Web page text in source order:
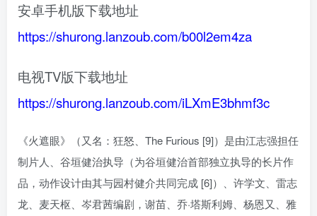
安卓手机版下载地址
https://shurong.lanzoub.com/b00l2em4za
电视TV版下载地址
https://shurong.lanzoub.com/iLXmE3bhmf3c
《火遮眼》（又名：狂怒、The Furious [9]）是由江志强担任
制片人、谷垣健治执导（为谷垣健治首部独立执导的长片作
品，动作设计由其与园村健介共同完成 [6]）、许学文、雷志
龙、麦天枢、岑君茜编剧，谢苗、乔·塔斯利姆、杨恩又、雅